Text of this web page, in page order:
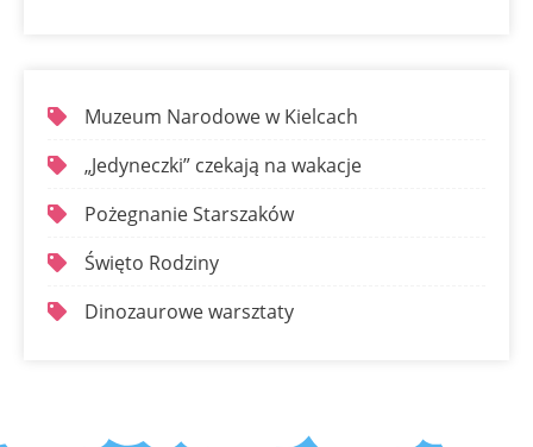
Muzeum Narodowe w Kielcach
„Jedyneczki” czekają na wakacje
Pożegnanie Starszaków
Święto Rodziny
Dinozaurowe warsztaty